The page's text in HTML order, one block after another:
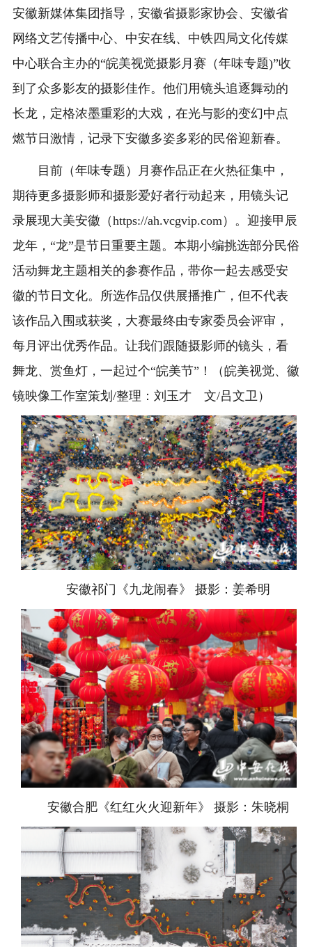
安徽新媒体集团指导，安徽省摄影家协会、安徽省
网络文艺传播中心、中安在线、中铁四局文化传媒
中心联合主办的“皖美视觉摄影月赛（年味专题)”收
到了众多影友的摄影佳作。他们用镜头追逐舞动的
长龙，定格浓墨重彩的大戏，在光与影的变幻中点
燃节日激情，记录下安徽多姿多彩的民俗迎新春。
目前（年味专题）月赛作品正在火热征集中，
期待更多摄影师和摄影爱好者行动起来，用镜头记
录展现大美安徽（https://ah.vcgvip.com）。迎接甲辰
龙年，“龙”是节日重要主题。本期小编挑选部分民俗
活动舞龙主题相关的参赛作品，带你一起去感受安
徽的节日文化。所选作品仅供展播推广，但不代表
该作品入围或获奖，大赛最终由专家委员会评审，
每月评出优秀作品。让我们跟随摄影师的镜头，看
舞龙、赏鱼灯，一起过个“皖美节”！（皖美视觉、徽
镜映像工作室策划/整理：刘玉才 文/吕文卫）
安徽祁门《九龙闹春》 摄影：姜希明
安徽合肥《红红火火迎新年》 摄影：朱晓桐